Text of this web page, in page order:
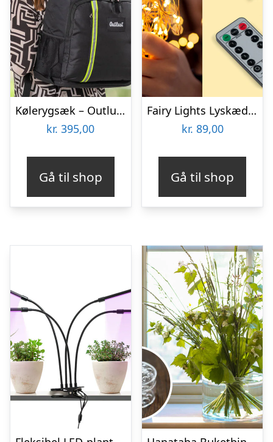
Kølerygsæk – Outlust
kr. 395,00
Gå til shop
Fairy Lights Lyskæde – Spralla
kr. 89,00
Gå til shop